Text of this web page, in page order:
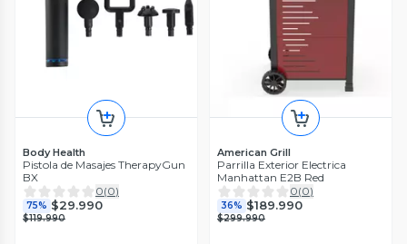
Body Health
Pistola de Masajes TherapyGun
BX
0(0)
75% $29.990
$119.990
American Grill
Parrilla Exterior Electrica
Manhattan E2B Red
0(0)
36% $189.990
$299.990